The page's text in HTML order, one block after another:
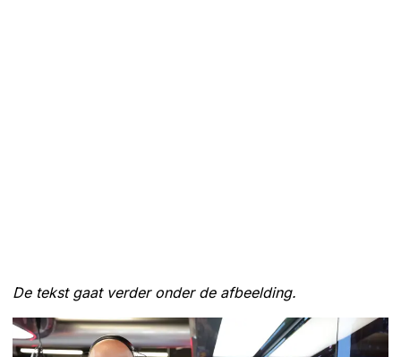
De tekst gaat verder onder de afbeelding.